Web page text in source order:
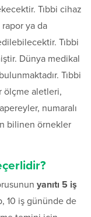
Tıbbi cihaz
ya da
Tıbbi
Dünya medikal
Tıbbi
ölçme aletleri,
numaralı
bilinen örnekler
yanıtı 5 iş
10 iş gününde de